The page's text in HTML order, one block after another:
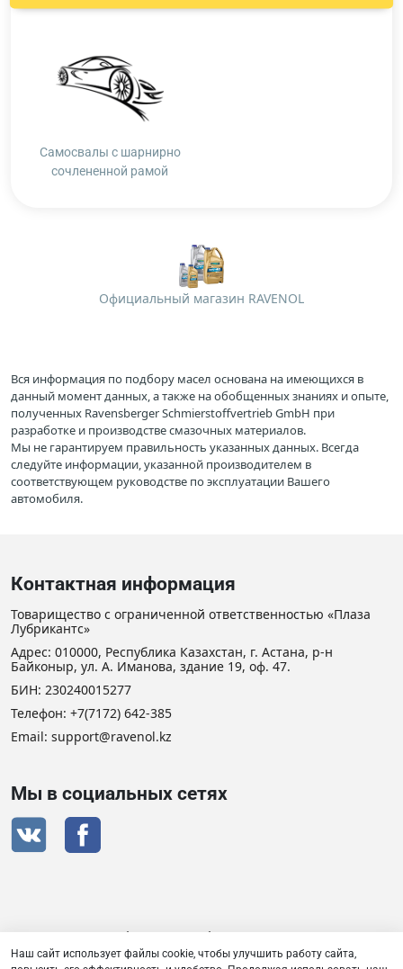
Самосвалы с шарнирно
сочлененной рамой
Официальный магазин RAVENOL
Вся информация по подбору масел основана на имеющихся в
данный момент данных, а также на обобщенных знаниях и опыте,
полученных Ravensberger Schmierstoffvertrieb GmbH при
разработке и производстве смазочных материалов.
Мы не гарантируем правильность указанных данных. Всегда
следуйте информации, указанной производителем в
соответствующем руководстве по эксплуатации Вашего
автомобиля.
Контактная информация
Товарищество с ограниченной ответственностью «Плаза
Лубрикантс»
Адрес: 010000, Республика Казахстан, г. Астана, р-н
Байконыр, ул. А. Иманова, здание 19, оф. 47.
БИН: 230240015277
Телефон: +7(7172) 642-385
Email: support@ravenol.kz
Мы в социальных сетях
Сертификат дистрибьютора RAVENOL
Наш сайт использует файлы cookie, чтобы улучшить работу сайта,